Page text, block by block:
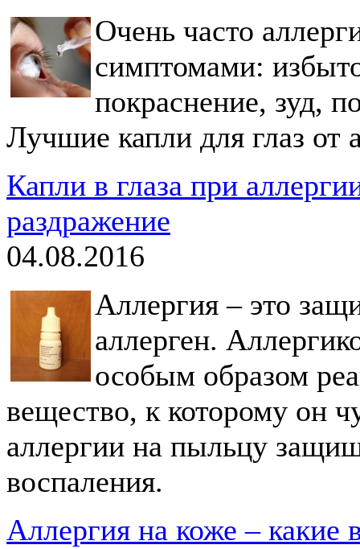
Очень часто
симптомами:
покраснение, зуд,
Лучшие капли для глаз от
Капли в глаза при
раздражение
04.08.2016
Аллергия – это
аллерген.
особым образом
вещество, к которому он
аллергии на пыльцу
воспаления.
Аллергия на коже – какие